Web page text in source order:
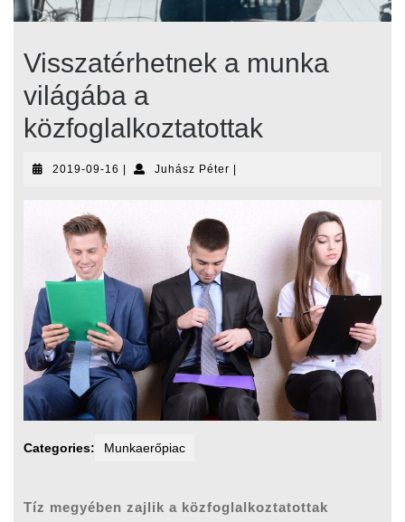
Visszatérhetnek a munka
világába a
közfoglalkoztatottak
2019-09-16 2019-
| Juhász PéterJuhász
|
Categories: Munkaerőpiac
Tíz megyében zajlik a közfoglalkoztatottak